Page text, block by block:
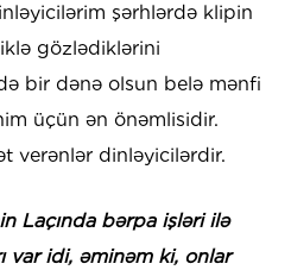
şərhlərdə klipin
gözlədiklərini
bir dənə olsun belə mənfi
üçün ən önəmlisidir.
verənlər dinləyicilərdir.
Laçında bərpa işləri ilə
var idi, əminəm ki, onlar